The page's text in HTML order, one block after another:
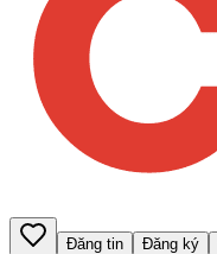
Đăng tin Đăng ký